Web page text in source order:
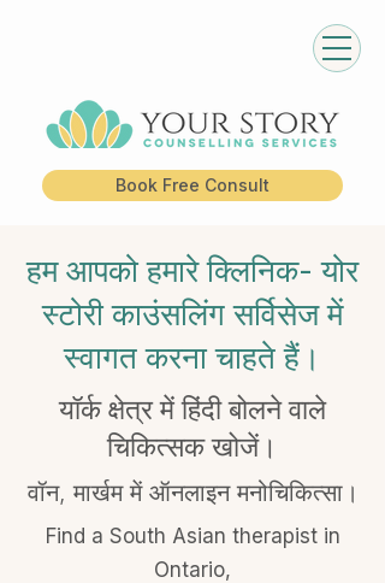
Book Free Consult
हम आपको हमारे क्लिनिक- योर
स्टोरी काउंसलिंग सर्विसेज में
स्वागत करना चाहते हैं।
यॉर्क क्षेत्र में हिंदी बोलने वाले
चिकित्सक खोजें।
वॉन, मार्खम में ऑनलाइन मनोचिकित्सा।
Find a South Asian therapist in
Ontario,